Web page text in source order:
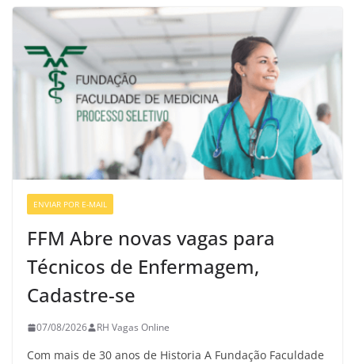
ENVIAR POR E-MAIL
FFM Abre novas vagas para
Técnicos de Enfermagem,
Cadastre-se
07/08/2026 RH Vagas Online
Com mais de 30 anos de Historia A Fundação Faculdade